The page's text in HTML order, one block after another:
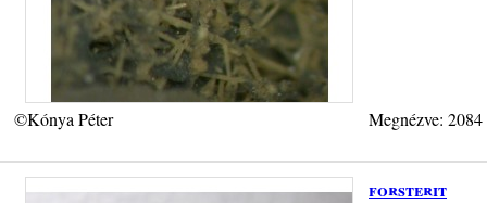
©Kónya Péter Megnézve:
forsterit